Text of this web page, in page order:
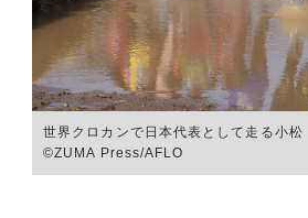
世界クロカンで日本代表として走る小
©ZUMA Press/AFLO